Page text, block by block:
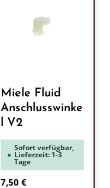
Miele Fluid
Anschlusswinke
l V2
Sofort verfügbar,
Lieferzeit: 1-3
Tage
Regulärer Preis:
7,50 €